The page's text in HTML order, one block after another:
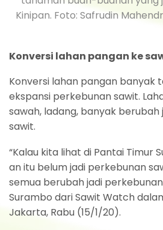
Kinipan. Foto: Safrudin
Konversi lahan pangan ke
Konversi lahan pangan banyak
ekspansi perkebunan sawit.
sawah, ladang, banyak
sawit.
“Kalau kita lihat di Pantai Timur
an itu belum jadi perkebunan
semua berubah jadi
Surambo dari Sawit Watch
Jakarta, Rabu (15/1/20).